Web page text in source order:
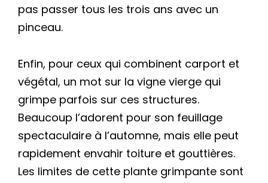
pas passer tous les trois ans avec un
pinceau.
Enfin, pour ceux qui combinent carport et
végétal, un mot sur la vigne vierge qui
grimpe parfois sur ces structures.
Beaucoup l’adorent pour son feuillage
spectaculaire à l’automne, mais elle peut
rapidement envahir toiture et gouttières.
Les limites de cette plante grimpante sont